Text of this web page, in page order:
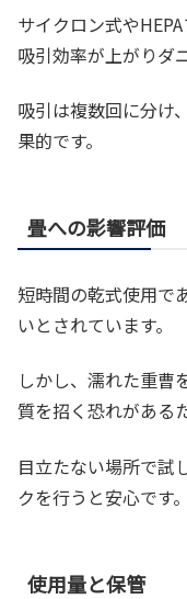
サイクロン式や
吸引効率が上がりダ
吸引は複数回に分け
果的です。
畳への影響評価
短時間の乾式使用で
いとされています。
しかし、濡れた重曹
質を招く恐れがある
目立たない場所で試
クを行うと安心です。
使用量と保管